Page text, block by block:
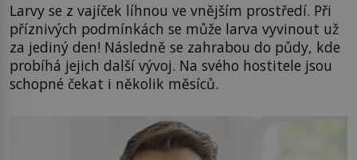
Larvy se z vajíček líhnou ve vnějším prostředí. Při
příznivých podmínkách se může larva vyvinout už
za jediný den! Následně se zahrabou do půdy, kde
probíhá jejich další vývoj. Na svého hostitele jsou
schopné čekat i několik měsíců.